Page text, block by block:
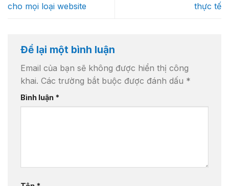
cho mọi loại website
thực tế
Để lại một bình luận
Email của bạn sẽ không được hiển thị công
khai. Các trường bắt buộc được đánh dấu *
Bình luận *